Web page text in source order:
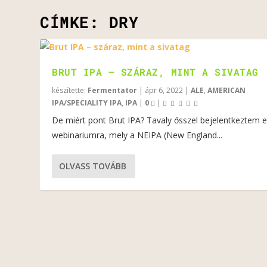
CÍMKE: DRY
BRUT IPA – SZÁRAZ, MINT A SIVATAG
készítette: Fermentator | ápr 6, 2022 |ALE,AMERICAN
IPA/SPECIALITY IPA, IPA | 0 |
De miért pont Brut IPA? Tavaly ősszel bejelentkeztem
webinariumra, mely a NEIPA (New England...
OLVASS TOVÁBB